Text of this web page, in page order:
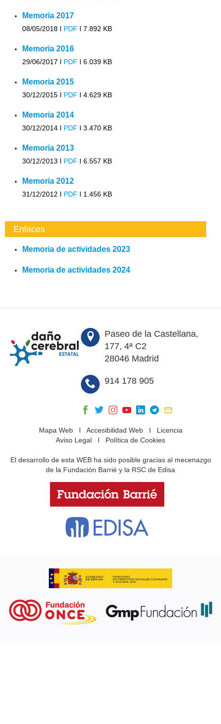
Memoria 2017
08/05/2018 I PDF I 7.892 KB
Memoria 2016
29/06/2017 I PDF I 6.039 KB
Memoria 2015
30/12/2015 I PDF I 4.629 KB
Memoria 2014
30/12/2014 I PDF I 3.470 KB
Memoria 2013
30/12/2013 I PDF I 6.557 KB
Memoria 2012
31/12/2012 I PDF I 1.456 KB
Enlaces
Memoria de actividades 2023
Memoria de actividades 2024
Paseo de la Castellana,
177, 4ª C2
28046 Madrid
914 178 905
Mapa WebI Accesibilidad WebI Licencia
Aviso Legal I Política de Cookies
El desarrollo de esta WEB ha sido posible gracias al mecenazgo
de la Fundación Barrié y la RSC de Edisa